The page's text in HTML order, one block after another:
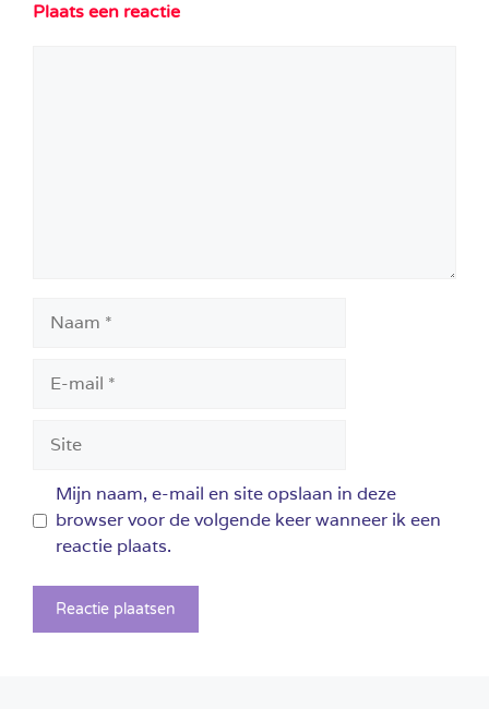
Plaats een reactie
mail
Mijn naam, e-mail en site opslaan in deze
browser voor de volgende keer wanneer ik een
reactie plaats.